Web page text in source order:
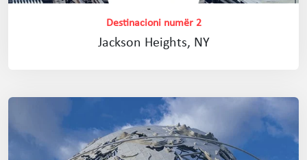
Destinacioni numër 2
Jackson Heights, NY